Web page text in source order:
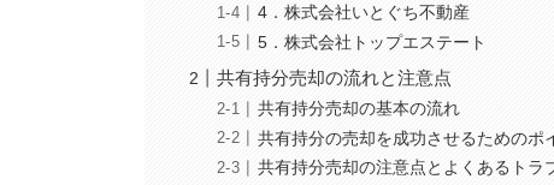
4．株式会社いとぐち不動産
5．株式会社トップエステート
共有持分売却の流れと注意点
共有持分売却の基本の流れ
共有持分の売却を成功させるためのポ
共有持分売却の注意点とよくあるトラ